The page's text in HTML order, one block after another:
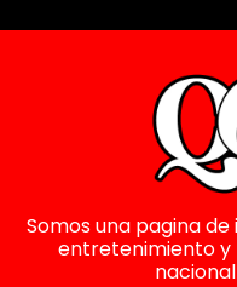
Somos una pagina
entretenimiento y